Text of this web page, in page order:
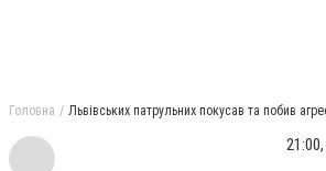
Головна Львівських патрульних покусав та побив